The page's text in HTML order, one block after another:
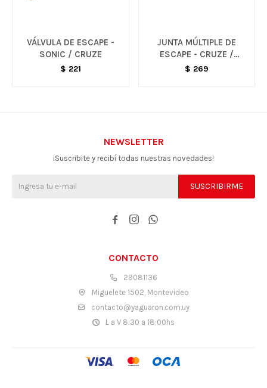
VÁLVULA DE ESCAPE -
SONIC / CRUZE
$ 221
JUNTA MÚLTIPLE DE
ESCAPE - CRUZE /
TRACKER / SONIC
$ 269
CONTACTO
29081136
Miguelete 1502, Montevideo
contacto@yaguaron.com.uy
L a V 8:30 a 18:00hs
NEWSLETTER
¡Suscribite y recibí todas nuestras novedades!
SUSCRIBIRME
  